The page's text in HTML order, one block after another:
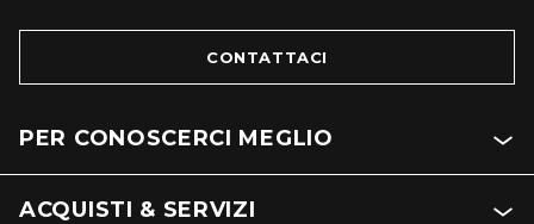
CONTATTACI
PER CONOSCERCI MEGLIO
ACQUISTI & SERVIZI